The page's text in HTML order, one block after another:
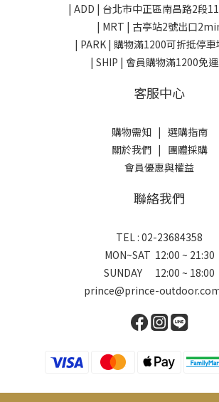
| ADD | 台北市中正區南昌路2段
| MRT | 古亭站2號出口
| PARK | 購物滿1200可折抵停
| SHIP | 會員購物滿1200免
客服中心
購物需知| 選購指南
關於我們| 團體採購
會員優惠與權益
聯絡我們
TEL : 02-23684358
MON~SAT 12:00 ~ 21:30
SUNDAY 12:00 ~ 18:00
prince@prince-